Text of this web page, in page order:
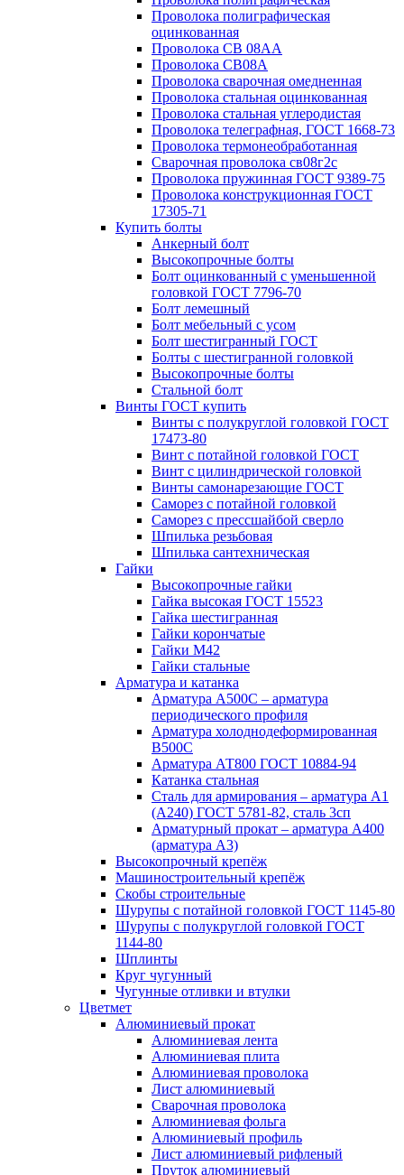
Проволока полиграфическая
оцинкованная
Проволока СВ 08АА
Проволока СВ08А
Проволока сварочная омедненная
Проволока стальная оцинкованная
Проволока стальная углеродистая
Проволока телеграфная, ГОСТ 1668-73
Проволока термонеобработанная
Сварочная проволока св08г2с
Проволока пружинная ГОСТ 9389-75
Проволока конструкционная ГОСТ
17305-71
Купить болты
Анкерный болт
Высокопрочные болты
Болт оцинкованный с уменьшенной
головкой ГОСТ 7796-70
Болт лемешный
Болт мебельный с усом
Болт шестигранный ГОСТ
Болты с шестигранной головкой
Высокопрочные болты
Стальной болт
Винты ГОСТ купить
Винты с полукруглой головкой ГОСТ
17473-80
Винт с потайной головкой ГОСТ
Винт с цилиндрической головкой
Винты самонарезающие ГОСТ
Саморез с потайной головкой
Саморез с прессшайбой сверло
Шпилька резьбовая
Шпилька сантехническая
Гайки
Высокопрочные гайки
Гайка высокая ГОСТ 15523
Гайка шестигранная
Гайки корончатые
Гайки М42
Гайки стальные
Арматура и катанка
Арматура А500С – арматура
периодического профиля
Арматура холоднодеформированная
В500С
Арматура АТ800 ГОСТ 10884-94
Катанка стальная
Сталь для армирования – арматура А1
(А240) ГОСТ 5781-82, сталь 3сп
Арматурный прокат – арматура А400
(арматура А3)
Высокопрочный крепёж
Машиностроительный крепёж
Скобы строительные
Шурупы с потайной головкой ГОСТ 1145-80
Шурупы с полукруглой головкой ГОСТ
1144-80
Шплинты
Круг чугунный
Чугунные отливки и втулки
Цветмет
Алюминиевый прокат
Алюминиевая лента
Алюминиевая плита
Алюминиевая проволока
Лист алюминиевый
Сварочная проволока
Алюминиевая фольга
Алюминиевый профиль
Лист алюминиевый рифленый
Пруток алюминиевый